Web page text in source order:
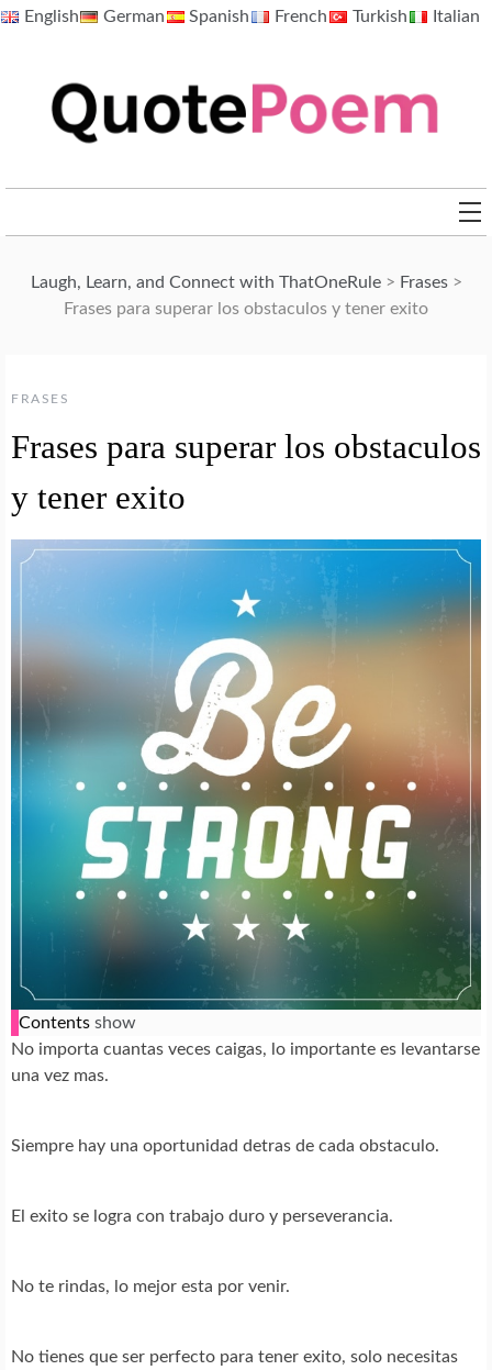
SkipEnglish German Spanish French Turkish Italian
Laugh, Learn, and Connect with ThatOneRule> Frases>
Frases para superar los obstaculos y tener exito
FRASES
Frases para superar los obstaculos
y tener exito
Contents show
No importa cuantas veces caigas, lo importante es levantarse
una vez mas.
Siempre hay una oportunidad detras de cada obstaculo.
El exito se logra con trabajo duro y perseverancia.
No te rindas, lo mejor esta por venir.
No tienes que ser perfecto para tener exito, solo necesitas